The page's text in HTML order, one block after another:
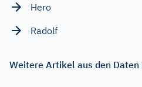
Hero
Radolf
Weitere Artikel aus den